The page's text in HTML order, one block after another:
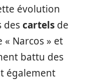
évolution
descartels de
Narcos » et
battu des
également